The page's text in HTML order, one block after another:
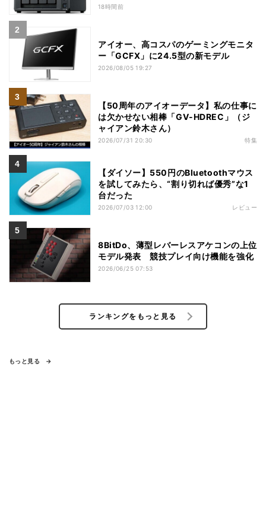
18時間前
アイオー、高コスパのゲーミングモニタ
ー「GCFX」に24.5型の新モデル
2026/08/05 19:27
【50周年のアイオーデータ】私の仕事に
は欠かせない相棒「GV-HDREC」（ジ
ャイアン鈴木さん）
2026/07/31 20:30 特集
【ダイソー】550円のBluetoothマウス
を試してみたら、“割り切れば優秀”な1
台だった
2026/07/03 12:00 レビュー
8BitDo、薄型レバーレスアケコンの上位
モデル発表 競技プレイ向け機能を強化
2026/06/25 07:53
ランキングをもっと見る
もっと見る